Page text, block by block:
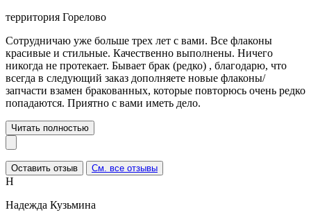
территория Горелово
Сотрудничаю уже больше трех лет с вами. Все флаконы
красивые и стильные. Качественно выполнены. Ничего
никогда не протекает. Бывает брак (редко) , благодарю, что
всегда в следующий заказ дополняете новые флаконы/
запчасти взамен бракованных, которые повторюсь очень редко
попадаются. Приятно с вами иметь дело.
Читать полностью
Оставить отзыв См. все отзывы
Н
Надежда Кузьмина